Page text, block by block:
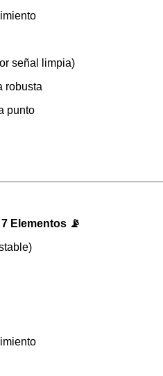
señal limpia)
robusta
punto
Elementos 📡